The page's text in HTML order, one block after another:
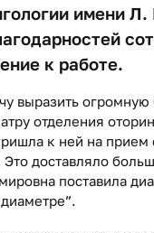
имени
к работе.
выразить
отделения
к ней на прием
доставляло
поставила